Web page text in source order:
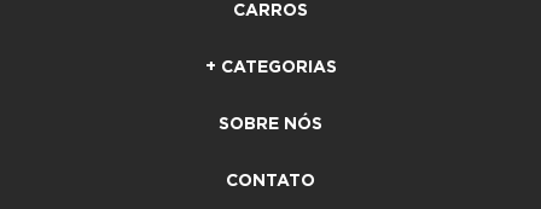
CARROS
+ CATEGORIAS
SOBRE NÓS
CONTATO